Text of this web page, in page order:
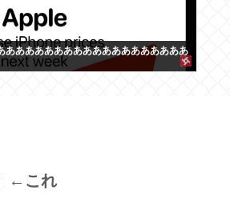
あああああああああああああああああああ
←これ